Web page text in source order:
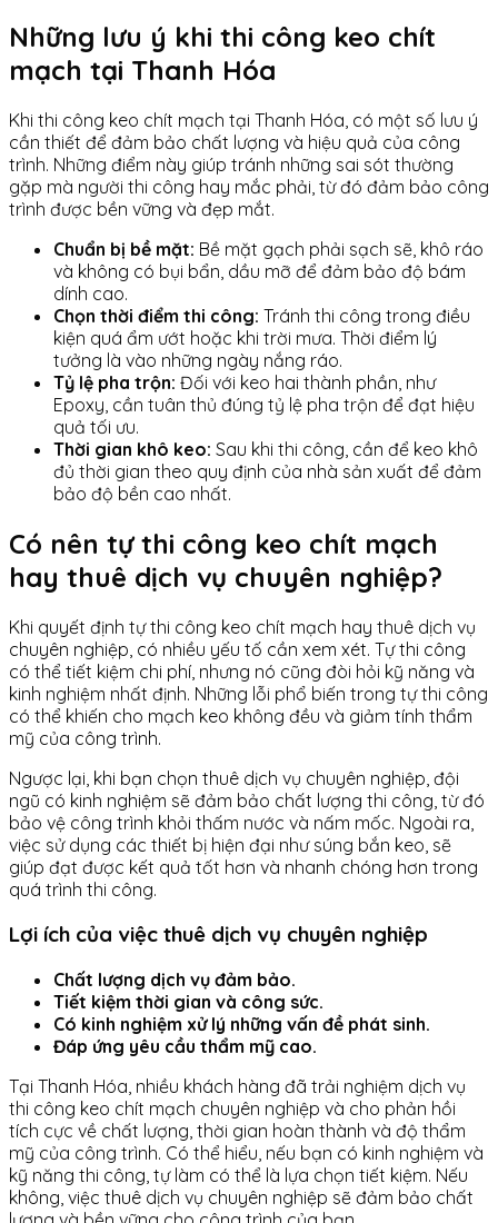
Những lưu ý khi thi công keo chít
mạch tại Thanh Hóa
Khi thi công keo chít mạch tại Thanh Hóa, có một số lưu ý
cần thiết để đảm bảo chất lượng và hiệu quả của công
trình. Những điểm này giúp tránh những sai sót thường
gặp mà người thi công hay mắc phải, từ đó đảm bảo công
trình được bền vững và đẹp mắt.
Chuẩn bị bề mặt: Bề mặt gạch phải sạch sẽ, khô ráo
và không có bụi bẩn, dầu mỡ để đảm bảo độ bám
dính cao.
Chọn thời điểm thi công: Tránh thi công trong điều
kiện quá ẩm ướt hoặc khi trời mưa. Thời điểm lý
tưởng là vào những ngày nắng ráo.
Tỷ lệ pha trộn: Đối với keo hai thành phần, như
Epoxy, cần tuân thủ đúng tỷ lệ pha trộn để đạt hiệu
quả tối ưu.
Thời gian khô keo: Sau khi thi công, cần để keo khô
đủ thời gian theo quy định của nhà sản xuất để đảm
bảo độ bền cao nhất.
Có nên tự thi công keo chít mạch
hay thuê dịch vụ chuyên nghiệp?
Khi quyết định tự thi công keo chít mạch hay thuê dịch vụ
chuyên nghiệp, có nhiều yếu tố cần xem xét. Tự thi công
có thể tiết kiệm chi phí, nhưng nó cũng đòi hỏi kỹ năng và
kinh nghiệm nhất định. Những lỗi phổ biến trong tự thi công
có thể khiến cho mạch keo không đều và giảm tính thẩm
mỹ của công trình.
Ngược lại, khi bạn chọn thuê dịch vụ chuyên nghiệp, đội
ngũ có kinh nghiệm sẽ đảm bảo chất lượng thi công, từ đó
bảo vệ công trình khỏi thấm nước và nấm mốc. Ngoài ra,
việc sử dụng các thiết bị hiện đại như súng bắn keo, sẽ
giúp đạt được kết quả tốt hơn và nhanh chóng hơn trong
quá trình thi công.
Lợi ích của việc thuê dịch vụ chuyên nghiệp
Chất lượng dịch vụ đảm bảo.
Tiết kiệm thời gian và công sức.
Có kinh nghiệm xử lý những vấn đề phát sinh.
Đáp ứng yêu cầu thẩm mỹ cao.
Tại Thanh Hóa, nhiều khách hàng đã trải nghiệm dịch vụ
thi công keo chít mạch chuyên nghiệp và cho phản hồi
tích cực về chất lượng, thời gian hoàn thành và độ thẩm
mỹ của công trình. Có thể hiểu, nếu bạn có kinh nghiệm và
kỹ năng thi công, tự làm có thể là lựa chọn tiết kiệm. Nếu
không, việc thuê dịch vụ chuyên nghiệp sẽ đảm bảo chất